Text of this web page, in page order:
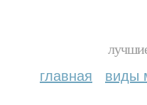
главная виды